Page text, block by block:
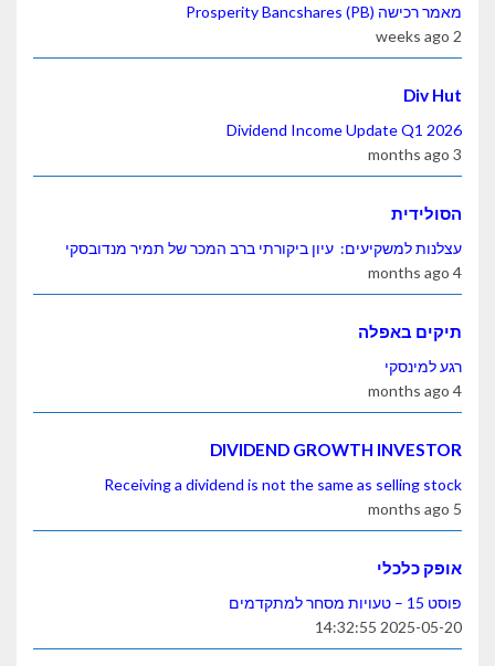
מאמר רכישה Prosperity Bancshares (PB)
2 weeks ago
Div Hut
Dividend Income Update Q1 2026
3 months ago
הסולידית
עצלנות למשקיעים: עיון ביקורתי ברב המכר של תמיר מנדובסקי
4 months ago
תיקים באפלה
רגע למינסקי
4 months ago
DIVIDEND GROWTH INVESTOR
Receiving a dividend is not the same as selling stock
5 months ago
אופק כלכלי
פוסט 15 – טעויות מסחר למתקדמים
2025-05-20 14:32:55